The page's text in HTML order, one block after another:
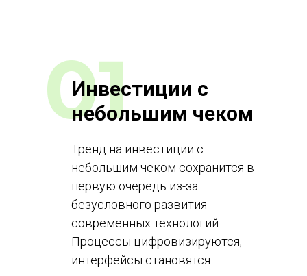
Инвестиции с
небольшим чеком
Тренд на инвестиции с
небольшим чеком сохранится в
первую очередь из-за
безусловного развития
современных технологий.
Процессы цифровизируются,
интерфейсы становятся
01